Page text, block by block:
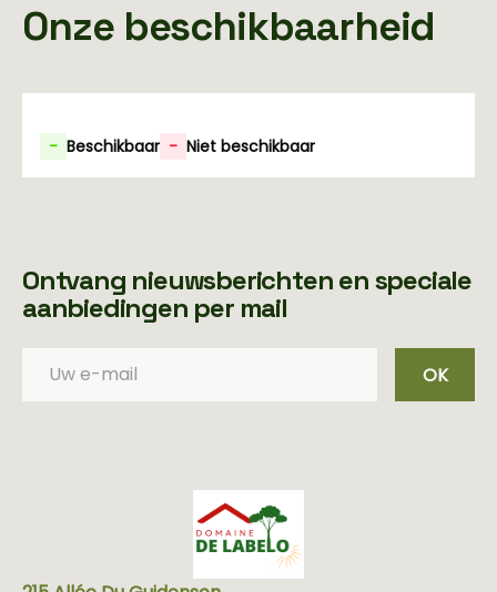
Onze beschikbaarheid
- Beschikbaar - Niet beschikbaar
Ontvang nieuwsberichten en speciale
aanbiedingen per mail
OK